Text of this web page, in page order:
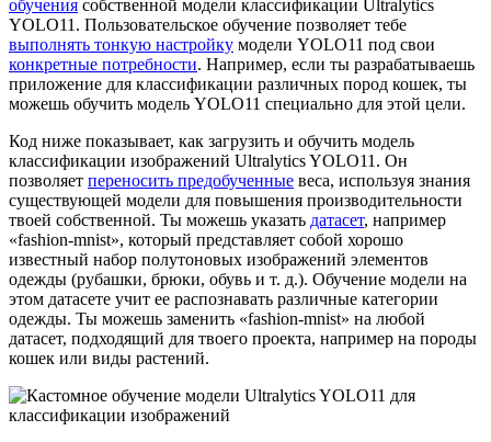
обучения собственной модели классификации Ultralytics
YOLO11. Пользовательское обучение позволяет тебе
выполнять тонкую настройку модели YOLO11 под свои
конкретные потребности. Например, если ты разрабатываешь
приложение для классификации различных пород кошек, ты
можешь обучить модель YOLO11 специально для этой цели.
Код ниже показывает, как загрузить и обучить модель
классификации изображений Ultralytics YOLO11. Он
позволяет переносить предобученные веса, используя знания
существующей модели для повышения производительности
твоей собственной. Ты можешь указать датасет, например
«fashion-mnist», который представляет собой хорошо
известный набор полутоновых изображений элементов
одежды (рубашки, брюки, обувь и т. д.). Обучение модели на
этом датасете учит ее распознавать различные категории
одежды. Ты можешь заменить «fashion-mnist» на любой
датасет, подходящий для твоего проекта, например на породы
кошек или виды растений.